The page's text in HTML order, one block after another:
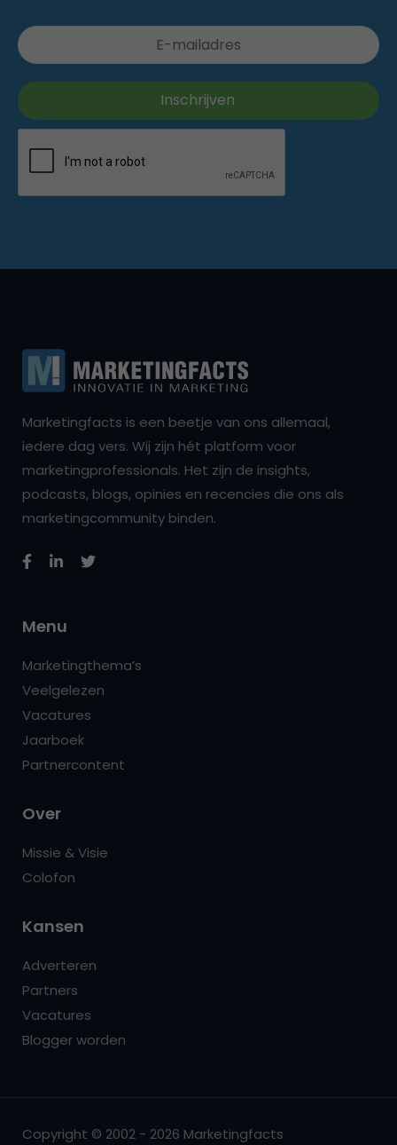
Marketingfacts is een beetje van ons allemaal,
iedere dag vers. Wij zijn hét platform voor
marketingprofessionals. Het zijn de insights,
podcasts, blogs, opinies en recencies die ons als
marketingcommunity binden.
Menu
Marketingthema’s
Veelgelezen
Vacatures
Jaarboek
Partnercontent
Over
Missie & Visie
Colofon
Kansen
Adverteren
Partners
Vacatures
Blogger worden
Copyright © 2002 - 2026 Marketingfacts